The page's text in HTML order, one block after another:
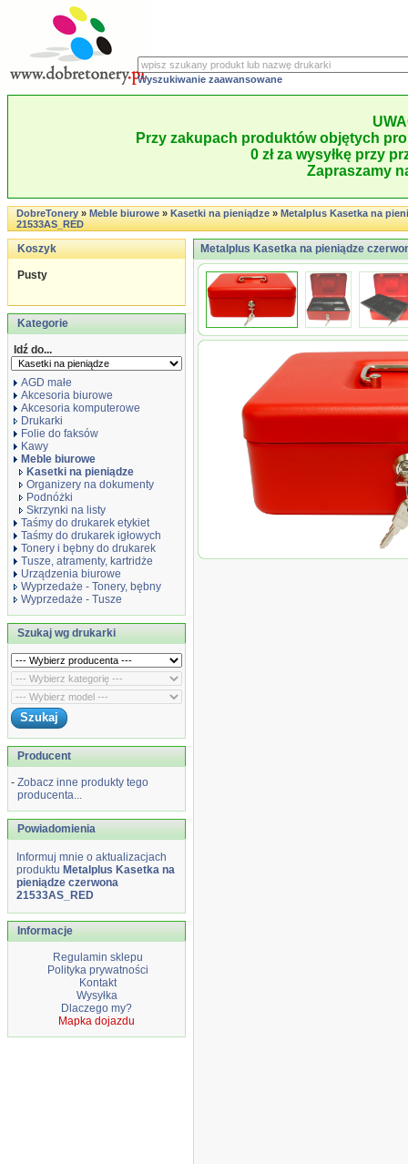
Wyszukiwanie zaawansowane
Przy zakupach produktów objętych
0 zł za wysyłkę przy
Zapraszamy
DobreTonery»Meble biurowe»Kasetki na pieniądze»Metalplus Kasetka na
21533AS_RED
Koszyk
Pusty
Kategorie
Idź do...
AGD małe
Akcesoria biurowe
Akcesoria komputerowe
Drukarki
Folie do faksów
Kawy
Meble biurowe
Kasetki na pieniądze
Organizery na dokumenty
Podnóżki
Skrzynki na listy
Taśmy do drukarek etykiet
Taśmy do drukarek igłowych
Tonery i bębny do drukarek
Tusze, atramenty, kartridże
Urządzenia biurowe
Wyprzedaże - Tonery, bębny
Wyprzedaże - Tusze
Szukaj wg drukarki
Producent
- Zobacz inne produkty tego
producenta...
Powiadomienia
Informuj mnie o aktualizacjach
produktu Metalplus Kasetka na
pieniądze czerwona
21533AS_RED
Informacje
Regulamin sklepu
Polityka prywatności
Kontakt
Wysyłka
Dlaczego my?
Mapka dojazdu
Metalplus Kasetka na pieniądze
Metalplus Kasetka na